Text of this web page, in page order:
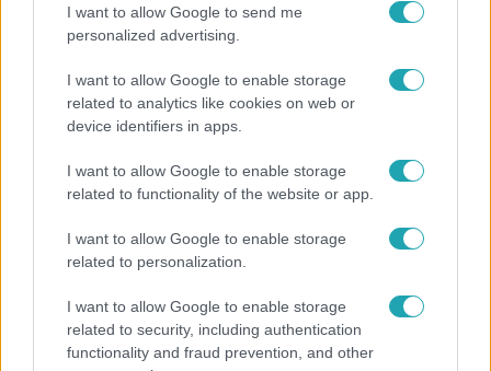
I want to allow Google to send me
personalized advertising.
I want to allow Google to enable storage
related to analytics like cookies on web or
device identifiers in apps.
I want to allow Google to enable storage
related to functionality of the website or app.
I want to allow Google to enable storage
related to personalization.
I want to allow Google to enable storage
related to security, including authentication
functionality and fraud prevention, and other
Juliska nem bánja, hogy hozzáment Sánta Lacihoz